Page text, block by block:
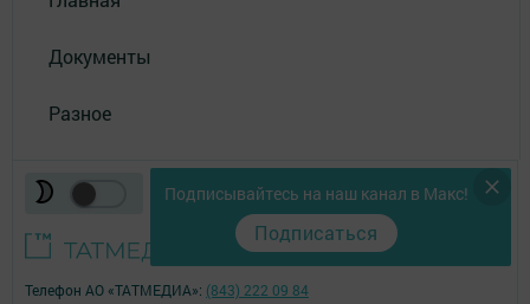
Документы
Разное
Подписывайтесь на наш канал в Макс!
Подписаться
Телефон АО «ТАТМЕДИА»: (843) 222 09 84